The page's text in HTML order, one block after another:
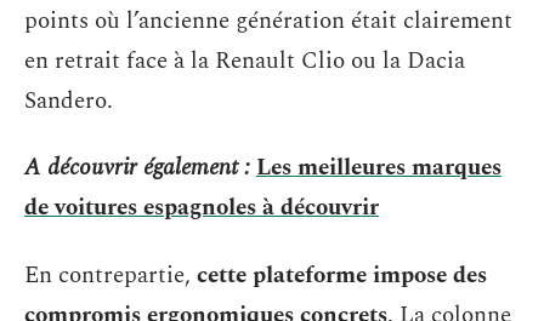
points où l’ancienne génération était clairement
en retrait face à la Renault Clio ou la Dacia
Sandero.
A découvrir également :Les meilleures marques
de voitures espagnoles à découvrir
En contrepartie, cette plateforme impose des